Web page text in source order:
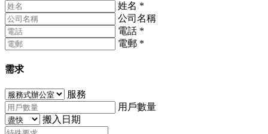
姓名 *
公司名稱
電話 *
電郵 *
需求
服務
用戶數量
搬入日期